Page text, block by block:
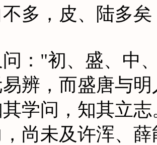
多，皮、陆多
"初、盛、中、
辨，而盛唐与
学问，知其立
尚未及许浑、